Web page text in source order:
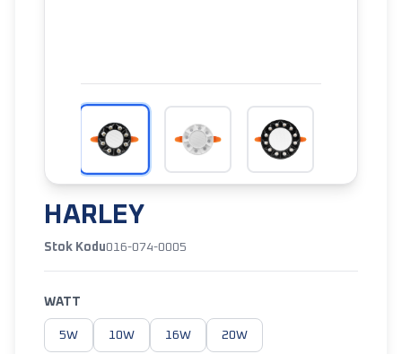
HARLEY
Stok Kodu016-074-0005
WATT
5W 10W 16W 20W